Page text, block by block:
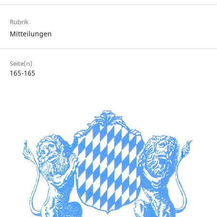
Rubrik
Mitteilungen
Seite(n)
165-165